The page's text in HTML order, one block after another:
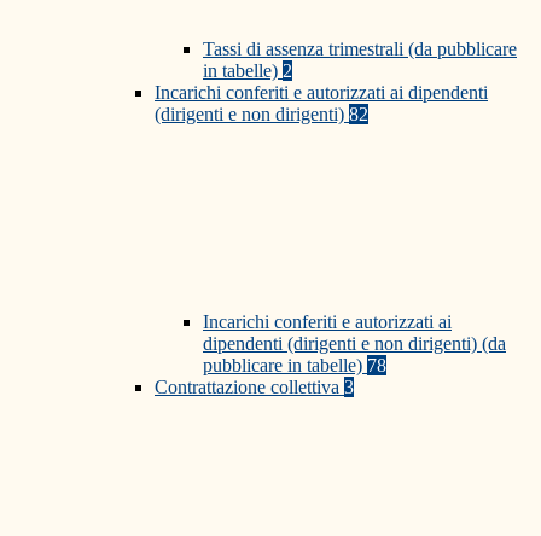
Tassi di assenza trimestrali (da pubblicare
in tabelle) 2
Incarichi conferiti e autorizzati ai dipendenti
(dirigenti e non dirigenti) 82
Incarichi conferiti e autorizzati ai
dipendenti (dirigenti e non dirigenti) (da
pubblicare in tabelle) 78
Contrattazione collettiva 3